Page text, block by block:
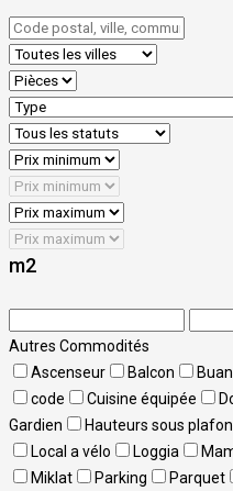
m2
Autres Commodités
Ascenseur
Balcon
code
Cuisine équipée
Gardien
Hauteurs sous
Local a vélo
Loggia
Miklat
Parking Parquet